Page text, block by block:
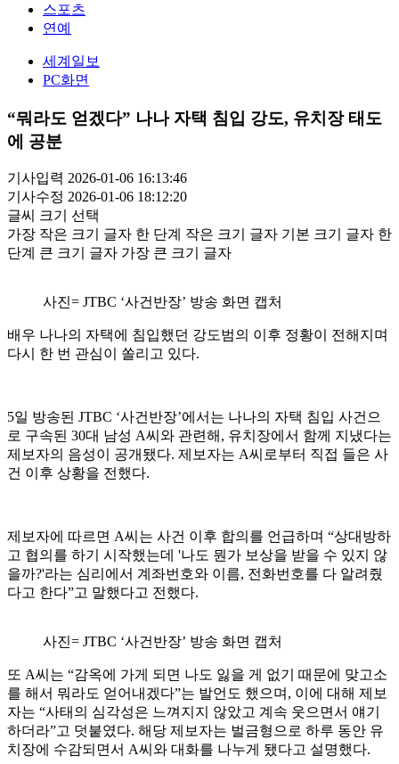
스포츠
연예
세계일보
PC화면
“뭐라도 얻겠다” 나나 자택 침입 강도, 유치장 태도
에 공분
기사입력 2026-01-06 16:13:46
기사수정 2026-01-06 18:12:20
글씨 크기 선택
가장 작은 크기 글자 한 단계 작은 크기 글자 기본 크기 글자 한
단계 큰 크기 글자 가장 큰 크기 글자
사진= JTBC ‘사건반장’ 방송 화면 캡처
배우 나나의 자택에 침입했던 강도범의 이후 정황이 전해지며
다시 한 번 관심이 쏠리고 있다.
5일 방송된 JTBC ‘사건반장’에서는 나나의 자택 침입 사건으
로 구속된 30대 남성 A씨와 관련해, 유치장에서 함께 지냈다는
제보자의 음성이 공개됐다. 제보자는 A씨로부터 직접 들은 사
건 이후 상황을 전했다.
제보자에 따르면 A씨는 사건 이후 합의를 언급하며 “상대방하
고 협의를 하기 시작했는데 '나도 뭔가 보상을 받을 수 있지 않
을까?'라는 심리에서 계좌번호와 이름, 전화번호를 다 알려줬
다고 한다”고 말했다고 전했다.
사진= JTBC ‘사건반장’ 방송 화면 캡처
또 A씨는 “감옥에 가게 되면 나도 잃을 게 없기 때문에 맞고소
를 해서 뭐라도 얻어내겠다”는 발언도 했으며, 이에 대해 제보
자는 “사태의 심각성은 느껴지지 않았고 계속 웃으면서 얘기
하더라”고 덧붙였다. 해당 제보자는 벌금형으로 하루 동안 유
치장에 수감되면서 A씨와 대화를 나누게 됐다고 설명했다.